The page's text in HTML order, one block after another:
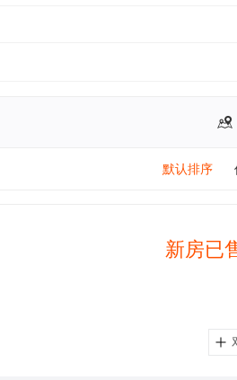
默认排序
新房已